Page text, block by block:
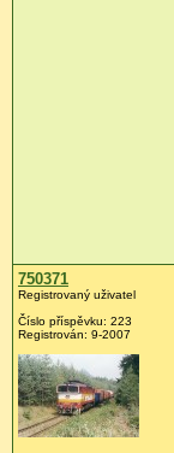
750371
Registrovaný uživatel
Číslo příspěvku: 223
Registrován: 9-2007